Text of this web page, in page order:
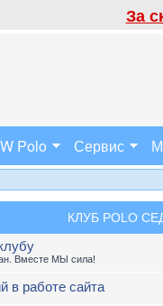
За
Polo Сервис
КЛУБ POLO
Вместе МЫ сила!
в работе сайта